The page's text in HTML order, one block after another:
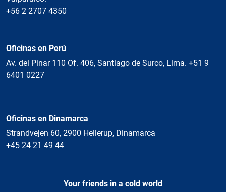
+56 2 2707 4350
Oficinas en Perú
Av. del Pinar 110 Of. 406, Santiago de Surco, Lima. +51 9
6401 0227
Oficinas en Dinamarca
Strandvejen 60, 2900 Hellerup, Dinamarca
+45 24 21 49 44
Your friends in a cold world